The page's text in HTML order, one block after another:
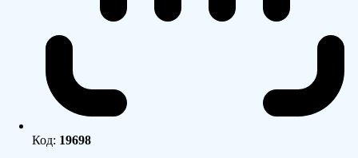
Код: 19698